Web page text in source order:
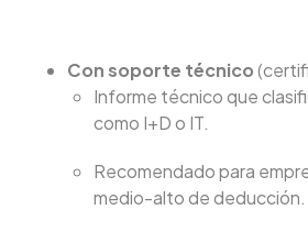
Con soporte técnico
Informe técnico que
como I+D o IT.
Recomendado para
medio-alto de deducción.